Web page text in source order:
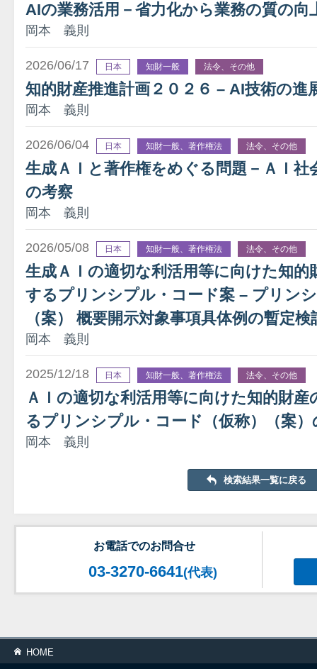
AIの業務活用－省力化から業務の質の向
岡本 義則
2026/06/17 日本 知財一般 法令、その他
知的財産推進計画２０２６ – AI技術の進
岡本 義則
2026/06/04 日本 知財一般、著作権法 法令、その他
生成ＡＩと著作権をめぐる問題－ＡＩ社
の考察
岡本 義則
2026/05/08 日本 知財一般、著作権法 法令、その他
生成ＡＩの適切な利活用等に向けた知的
するプリンシプル・コード案 – プリン
（案） 概要開示対象事項具体例の暫定検
岡本 義則
2025/12/18 日本 知財一般、著作権法 法令、その他
ＡＩの適切な利活用等に向けた知的財
るプリンシプル・コード（仮称）（案）
岡本 義則
検索結果一覧に戻る
お電話でのお問合せ
03-3270-6641(代表)
HOME